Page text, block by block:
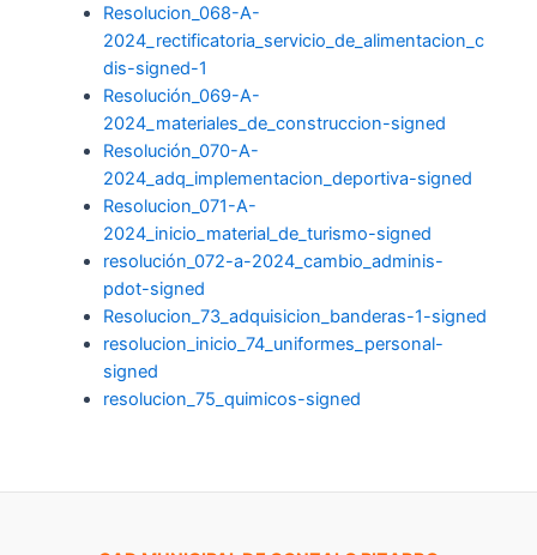
Resolucion_068-A-
2024_rectificatoria_servicio_de_alimentacion_c
dis-signed-1
Resolución_069-A-
2024_materiales_de_construccion-signed
Resolución_070-A-
2024_adq_implementacion_deportiva-signed
Resolucion_071-A-
2024_inicio_material_de_turismo-signed
resolución_072-a-2024_cambio_adminis-
pdot-signed
Resolucion_73_adquisicion_banderas-1-signed
resolucion_inicio_74_uniformes_personal-
signed
resolucion_75_quimicos-signed